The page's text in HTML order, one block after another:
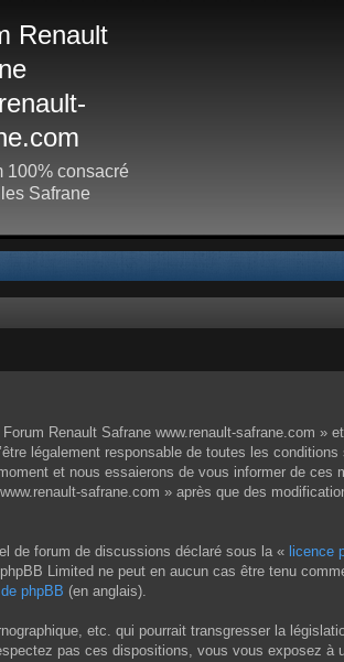
Renault
100% consacré
Safrane
Renault Safrane www.renault-safrane.com »
légalement responsable de toutes les
et nous essaierons de vous informer de ces
safrane.com » après que des
de forum de discussions déclaré sous la « licence
Limited ne peut en aucun cas être tenu
phpBB (en anglais).
etc. qui pourrait transgresser la
pas ces dispositions, vous vous exposez